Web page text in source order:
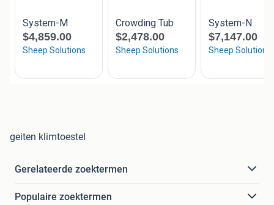
geiten klimtoestel
Gerelateerde zoektermen
Populaire zoektermen